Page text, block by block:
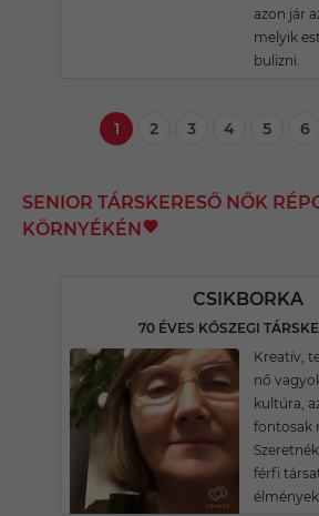
azon jár
melyik
bulizni.
1 2 3 4 5 6
SENIOR TÁRSKERESŐ NŐK
KÖRNYÉKÉN
CSIKBORKA
70 ÉVES KŐSZEGI
Kreatív,
nő
kultúra,
fontosak
férfi